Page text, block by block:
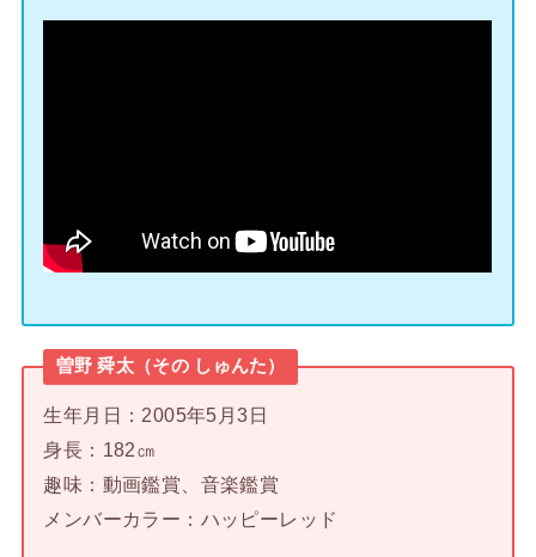
曽野 舜太（その しゅんた）
生年月日：2005年5月3日
身長：182㎝
趣味：動画鑑賞、音楽鑑賞
メンバーカラー：ハッピーレッド